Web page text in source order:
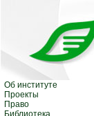
Об институте
Проекты
Право
Библиотека